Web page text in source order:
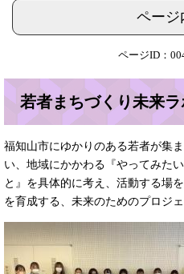
ページ
ページID：
若者まちづくり未来
福知山市にゆかりのある若者が集
い、地域にかかわる『やってみた
と』を具体的に考え、活動する場
を育成する、未来のためのプロジェ